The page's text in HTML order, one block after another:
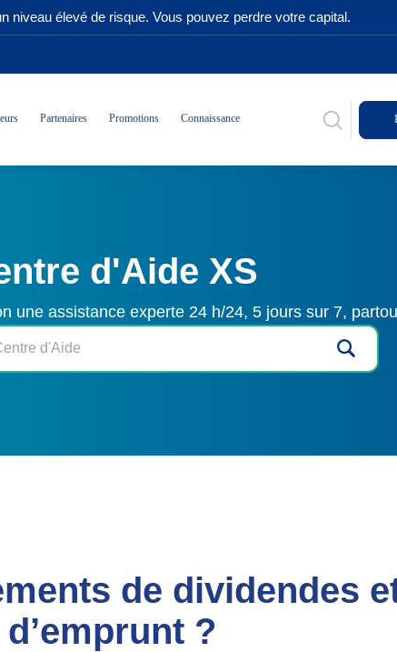
niveau élevé de risque. Vous pouvez perdre votre capital.
Partenaires Promotions Connaissance
d'Aide XS
une assistance experte 24 h/24, 5 jours sur 7,
de dividendes
d’emprunt ?